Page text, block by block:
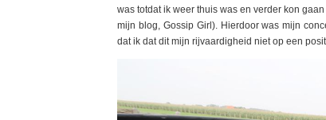
was totdat ik weer thuis was en verder kon
mijn blog, Gossip Girl). Hierdoor was mijn
dat ik dat dit mijn rijvaardigheid niet op een